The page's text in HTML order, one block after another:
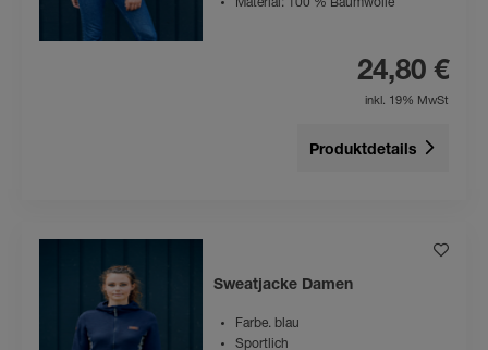
Material: 100 % Baumwolle
24,80 €
inkl. 19% MwSt
Produktdetails
Sweatjacke Damen
Farbe. blau
Sportlich